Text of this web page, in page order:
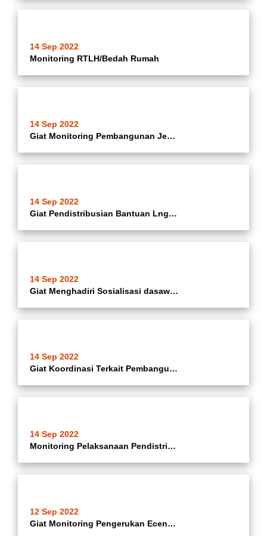
14 Sep 2022
Monitoring RTLH/Bedah Rumah
14 Sep 2022
Giat Monitoring Pembangunan Jembatan Darusalam di RW.02 Kelurahan Poris Jaya
14 Sep 2022
Giat Pendistribusian Bantuan Lngsung Tunai (BLT) BBM Kelurahan Poris Jaya
14 Sep 2022
Giat Menghadiri Sosialisasi dasawisma tingkat Kota Tangerang
14 Sep 2022
Giat Koordinasi Terkait Pembangunan Pesantren Assalafiyah sirojul Huda Poris Jaya
14 Sep 2022
Monitoring Pelaksanaan Pendistribusian Bantuan Langsung Tunai (BLT) BBM dan Bantuan Langsung Tunai (BLT) Sembako Bulan September 2022 Untuk Keluarga Penerima Manfaat (KPM) Kelurahan Batuceper Kecamatan Batuceper.
12 Sep 2022
Giat Monitoring Pengerukan Eceng Gondok dikali Baru Jl.Maulana Hasanudin RT 03 RW.03 Kelurahan Poris Jaya